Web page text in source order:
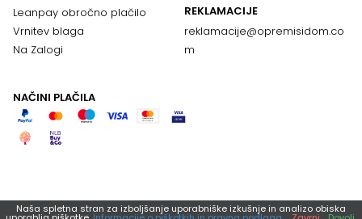
Leanpay obročno plačilo
Vrnitev blaga
Na Zalogi
REKLAMACIJE
reklamacije@opremisidom.co
m
NAČINI PLAČILA
Naša spletna stran za izboljšanje uporabniške izkušnje in analizo obiska